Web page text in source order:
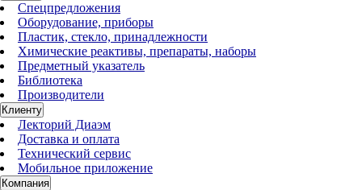
Спецпредложения
Оборудование, приборы
Пластик, стекло, принадлежности
Химические реактивы, препараты, наборы
Предметный указатель
Библиотека
Производители
Клиенту
Лекторий Диаэм
Доставка и оплата
Технический сервис
Мобильное приложение
Компания